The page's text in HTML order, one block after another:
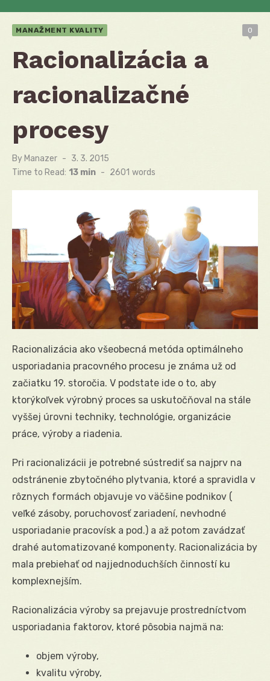
MANAŽMENT KVALITY 0
Racionalizácia a
racionalizačné
procesy
By Manazer
Posted
on
3. 3. 2015
Time to Read: 13 min - 2601 words
Racionalizácia ako všeobecná metóda optimálneho
usporiadania pracovného procesu je známa už od
začiatku 19. storočia. V podstate ide o to, aby
ktorýkoľvek výrobný proces sa uskutočňoval na stále
vyššej úrovni techniky, technológie, organizácie
práce, výroby a riadenia.
Pri racionalizácii je potrebné sústrediť sa najprv na
odstránenie zbytočného plytvania, ktoré a spravidla v
rôznych formách objavuje vo väčšine podnikov (
veľké zásoby, poruchovosť zariadení, nevhodné
usporiadanie pracovísk a pod.) a až potom zavádzať
drahé automatizované komponenty. Racionalizácia by
mala prebiehať od najjednoduchších činností ku
komplexnejším.
Racionalizácia výroby sa prejavuje prostredníctvom
usporiadania faktorov, ktoré pôsobia najmä na:
objem výroby,
kvalitu výroby,